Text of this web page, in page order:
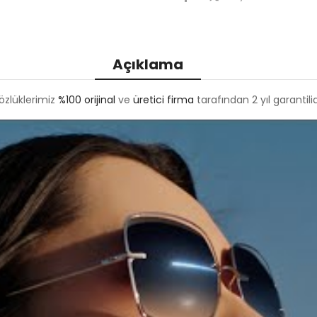
Açıklama
%100 orijinal ve üretici firma tarafından 2 yıl